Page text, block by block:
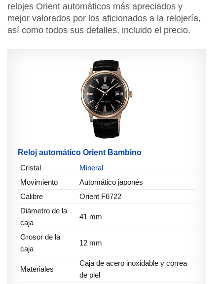
relojes Orient automáticos más apreciados y
mejor valorados por los aficionados a la relojería,
así como todos sus detalles, incluido el precio.
Reloj automático Orient Bambino
Cristal
Mineral
Movimiento
Automático japonés
Calibre
Orient F6722
Diámetro de la
caja
41 mm
Grosor de la
caja
12 mm
Materiales
Caja de acero inoxidable y correa
de piel